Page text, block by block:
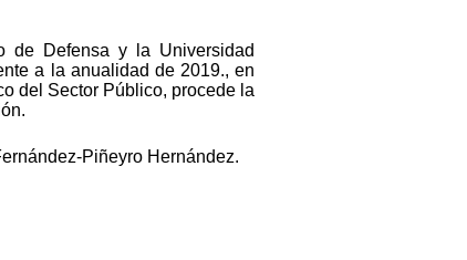
de Defensa y la Universidad
a la anualidad de 2019., en
del Sector Público, procede la
Piñeyro Hernández.